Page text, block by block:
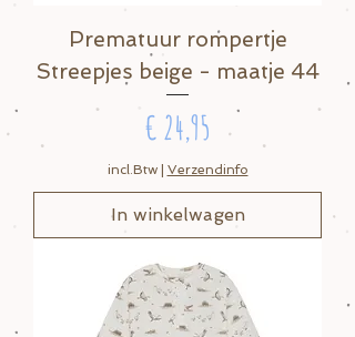
Prematuur rompertje
Streepjes beige - maatje 44
Prijs
€ 24,95
incl.Btw Verzendinfo
In winkelwagen